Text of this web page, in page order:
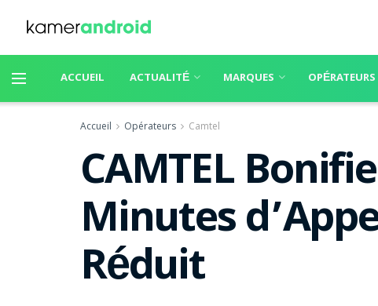
ACCUEIL ACTUALITÉ MARQUES OPÉRATEURS
Accueil Opérateurs Camtel
CAMTEL
Minutes
Réduit